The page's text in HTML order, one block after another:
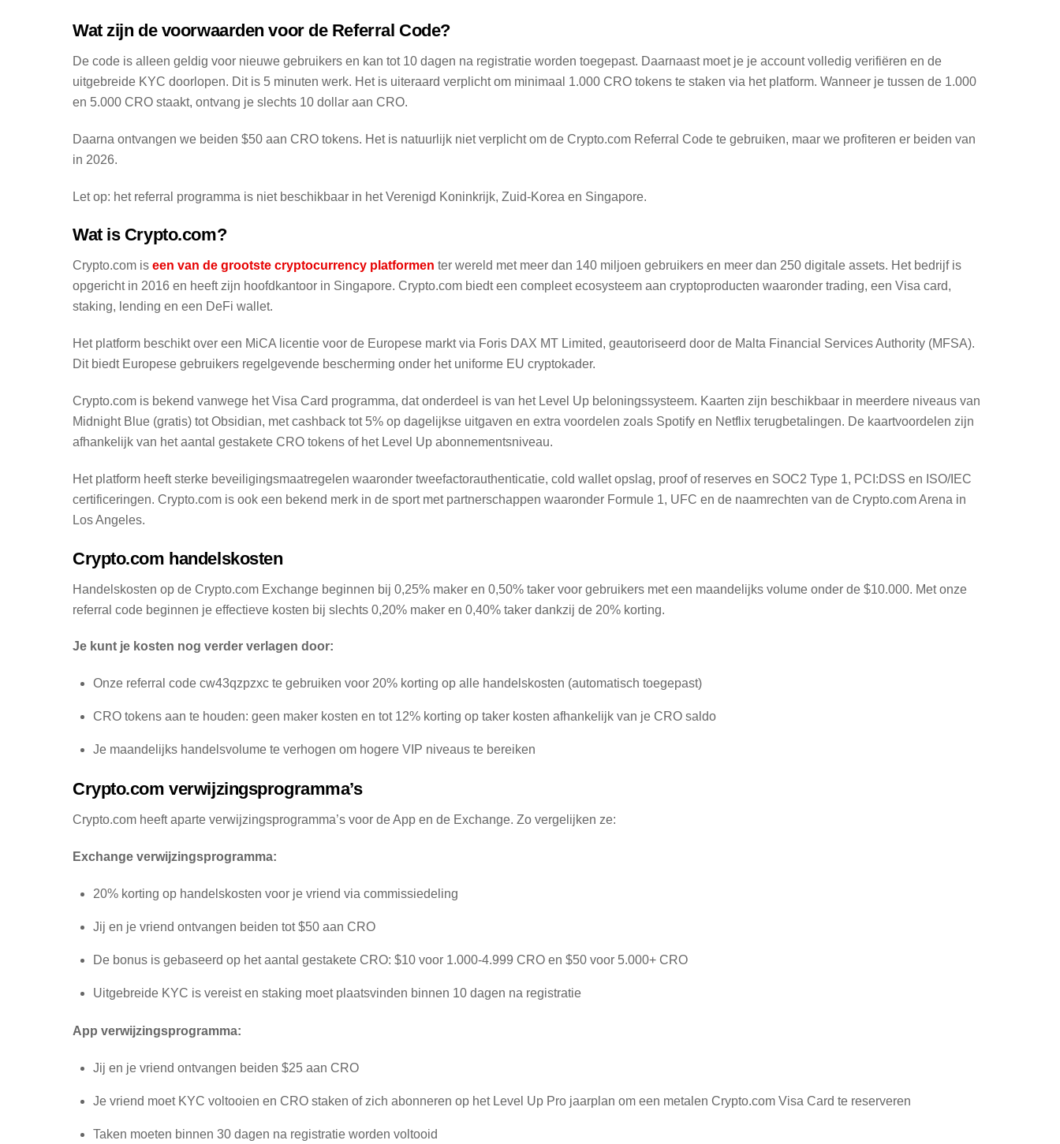
Wat zijn de voorwaarden voor de Referral Code?
De code is alleen geldig voor nieuwe gebruikers en kan tot 10 dagen na registratie worden toegepast. Daarnaast moet je je account volledig verifiëren en de
uitgebreide KYC doorlopen. Dit is 5 minuten werk. Het is uiteraard verplicht om minimaal 1.000 CRO tokens te staken via het platform. Wanneer je tussen de 1.000
en 5.000 CRO staakt, ontvang je slechts 10 dollar aan CRO.
Daarna ontvangen we beiden $50 aan CRO tokens. Het is natuurlijk niet verplicht om de Crypto.com Referral Code te gebruiken, maar we profiteren er beiden van
in 2026.
Let op: het referral programma is niet beschikbaar in het Verenigd Koninkrijk, Zuid-Korea en Singapore.
Wat is Crypto.com?
Crypto.com is een van de grootste cryptocurrency platformen ter wereld met meer dan 140 miljoen gebruikers en meer dan 250 digitale assets. Het bedrijf is
opgericht in 2016 en heeft zijn hoofdkantoor in Singapore. Crypto.com biedt een compleet ecosysteem aan cryptoproducten waaronder trading, een Visa card,
staking, lending en een DeFi wallet.
Het platform beschikt over een MiCA licentie voor de Europese markt via Foris DAX MT Limited, geautoriseerd door de Malta Financial Services Authority (MFSA).
Dit biedt Europese gebruikers regelgevende bescherming onder het uniforme EU cryptokader.
Crypto.com is bekend vanwege het Visa Card programma, dat onderdeel is van het Level Up beloningssysteem. Kaarten zijn beschikbaar in meerdere niveaus van
Midnight Blue (gratis) tot Obsidian, met cashback tot 5% op dagelijkse uitgaven en extra voordelen zoals Spotify en Netflix terugbetalingen. De kaartvoordelen zijn
afhankelijk van het aantal gestakete CRO tokens of het Level Up abonnementsniveau.
Het platform heeft sterke beveiligingsmaatregelen waaronder tweefactorauthenticatie, cold wallet opslag, proof of reserves en SOC2 Type 1, PCI:DSS en ISO/IEC
certificeringen. Crypto.com is ook een bekend merk in de sport met partnerschappen waaronder Formule 1, UFC en de naamrechten van de Crypto.com Arena in
Los Angeles.
Crypto.com handelskosten
Handelskosten op de Crypto.com Exchange beginnen bij 0,25% maker en 0,50% taker voor gebruikers met een maandelijks volume onder de $10.000. Met onze
referral code beginnen je effectieve kosten bij slechts 0,20% maker en 0,40% taker dankzij de 20% korting.
Je kunt je kosten nog verder verlagen door:
Onze referral code cw43qzpzxc te gebruiken voor 20% korting op alle handelskosten (automatisch toegepast)
CRO tokens aan te houden: geen maker kosten en tot 12% korting op taker kosten afhankelijk van je CRO saldo
Je maandelijks handelsvolume te verhogen om hogere VIP niveaus te bereiken
Crypto.com verwijzingsprogramma’s
Crypto.com heeft aparte verwijzingsprogramma’s voor de App en de Exchange. Zo vergelijken ze:
Exchange verwijzingsprogramma:
20% korting op handelskosten voor je vriend via commissiedeling
Jij en je vriend ontvangen beiden tot $50 aan CRO
De bonus is gebaseerd op het aantal gestakete CRO: $10 voor 1.000-4.999 CRO en $50 voor 5.000+ CRO
Uitgebreide KYC is vereist en staking moet plaatsvinden binnen 10 dagen na registratie
App verwijzingsprogramma:
Jij en je vriend ontvangen beiden $25 aan CRO
Je vriend moet KYC voltooien en CRO staken of zich abonneren op het Level Up Pro jaarplan om een metalen Crypto.com Visa Card te reserveren
Taken moeten binnen 30 dagen na registratie worden voltooid